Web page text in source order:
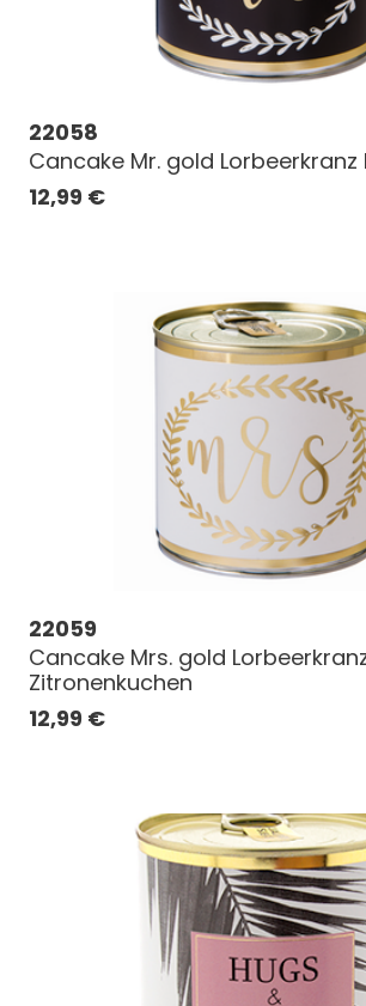
22058
Cancake Mr. gold Lorbeerkranz
12,99 €
22059
Cancake Mrs. gold
Zitronenkuchen
12,99 €